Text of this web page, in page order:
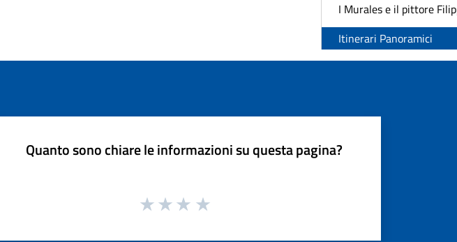
I Murales e il pittore
Itinerari Panoramici
Quanto sono chiare le informazioni su questa pagina?